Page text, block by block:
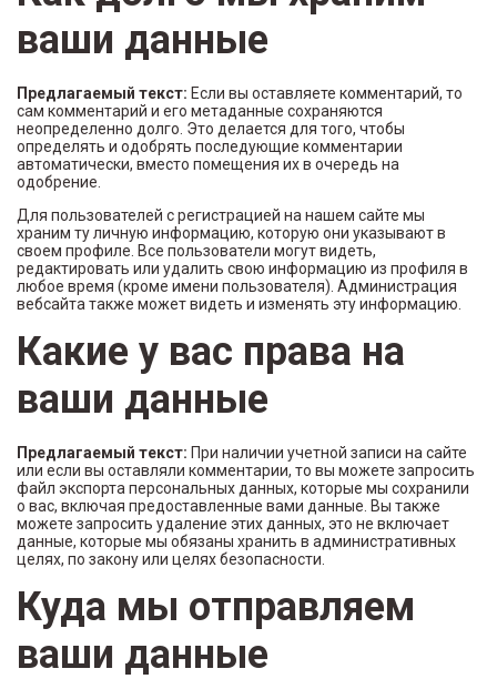
ваши данные
Предлагаемый текст: Если вы оставляете комментарий, то
сам комментарий и его метаданные сохраняются
неопределенно долго. Это делается для того, чтобы
определять и одобрять последующие комментарии
автоматически, вместо помещения их в очередь на
одобрение.
Для пользователей с регистрацией на нашем сайте мы
храним ту личную информацию, которую они указывают в
своем профиле. Все пользователи могут видеть,
редактировать или удалить свою информацию из профиля в
любое время (кроме имени пользователя). Администрация
вебсайта также может видеть и изменять эту информацию.
Какие у вас права на
ваши данные
Предлагаемый текст: При наличии учетной записи на сайте
или если вы оставляли комментарии, то вы можете запросить
файл экспорта персональных данных, которые мы сохранили
о вас, включая предоставленные вами данные. Вы также
можете запросить удаление этих данных, это не включает
данные, которые мы обязаны хранить в административных
целях, по закону или целях безопасности.
Куда мы отправляем
ваши данные